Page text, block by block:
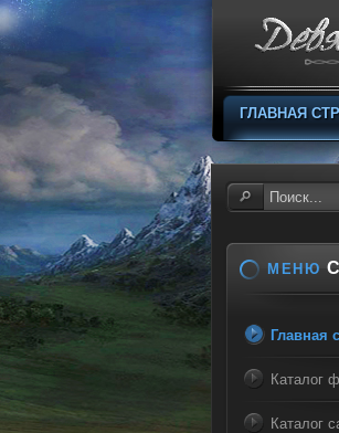
ГЛАВНАЯ
МЕНЮ
Главная
Каталог
Каталог